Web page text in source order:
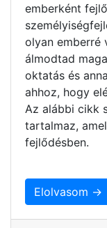
emberként
olyan emberré
álmodtad
oktatás és
ahhoz, hogy
Az alábbi cikk
tartalmaz,
fejlődésben.
Elolvasom →